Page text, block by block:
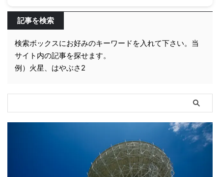
記事を検索
検索ボックスにお好みのキーワードを入れて下さい。当
サイト内の記事を探せます。
例）火星、はやぶさ2